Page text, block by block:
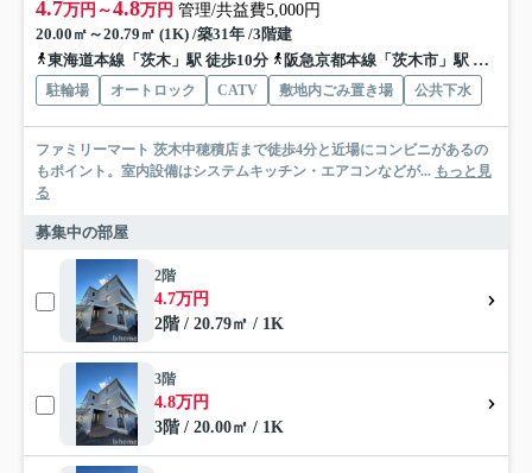
4.7万円～4.8万円 管理/共益費5,000円
20.00㎡～20.79㎡ (1K) /築31年 /3階建
東海道本線「茨木」駅 徒歩10分
阪急京都本線「茨木市」駅 徒歩26分
駐輪場 オートロック CATV 敷地内ごみ置き場 公共下水
ファミリーマート 茨木中穂積店まで徒歩4分と近場にコンビニがあるの
もポイント。室内設備はシステムキッチン・エアコンなどが... もっと見
る
募集中の部屋
2階
4.7万円
2階 / 20.79㎡ / 1K
3階
4.8万円
3階 / 20.00㎡ / 1K